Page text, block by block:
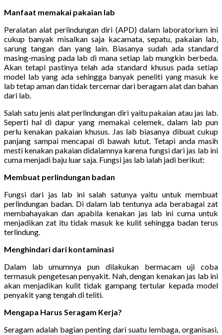
Manfaat memakai pakaian lab
Peralatan alat perlindungan diri (APD) dalam laboratorium ini
cukup banyak misalkan saja kacamata, sepatu, pakaian lab,
sarung tangan dan yang lain. Biasanya sudah ada standard
masing-masing pada lab di mana setiap lab mungkin berbeda.
Akan tetapi pastinya telah ada standard khusus pada setiap
model lab yang ada sehingga banyak peneliti yang masuk ke
lab tetap aman dan tidak tercemar dari beragam alat dan bahan
dari lab.
Salah satu jenis alat perlindungan diri yaitu pakaian atau jas lab.
Seperti hal di dapur yang memakai celemek, dalam lab pun
perlu kenakan pakaian khusus. Jas lab biasanya dibuat cukup
panjang sampai mencapai di bawah lutut. Tetapi anda masih
mesti kenakan pakaian didalamnya karena fungsi dari jas lab ini
cuma menjadi baju luar saja. Fungsi jas lab ialah jadi berikut:
Membuat perlindungan badan
Fungsi dari jas lab ini salah satunya yaitu untuk membuat
perlindungan badan. Di dalam lab tentunya ada berabagai zat
membahayakan dan apabila kenakan jas lab ini cuma untuk
menjadikan zat itu tidak masuk ke kulit sehingga badan terus
terlindung.
Menghindari dari kontaminasi
Dalam lab umumnya pun dilakukan bermacam uji coba
termasuk pengetesan penyakit. Nah, dengan kenakan jas lab ini
akan menjadikan kulit tidak gampang tertular kepada model
penyakit yang tengah di teliti.
Mengapa Harus Seragam Kerja?
Seragam adalah bagian penting dari suatu lembaga, organisasi,